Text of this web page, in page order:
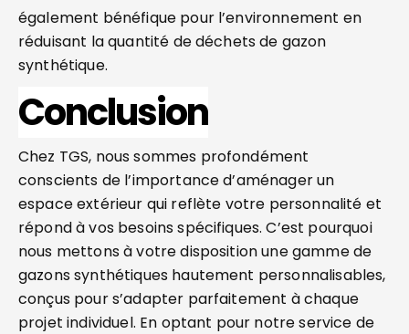
également bénéfique pour l’environnement en
réduisant la quantité de déchets de gazon
synthétique.
Conclusion
Chez TGS, nous sommes profondément
conscients de l’importance d’aménager un
espace extérieur qui reflète votre personnalité et
répond à vos besoins spécifiques. C’est pourquoi
nous mettons à votre disposition une gamme de
gazons synthétiques hautement personnalisables,
conçus pour s’adapter parfaitement à chaque
projet individuel. En optant pour notre service de